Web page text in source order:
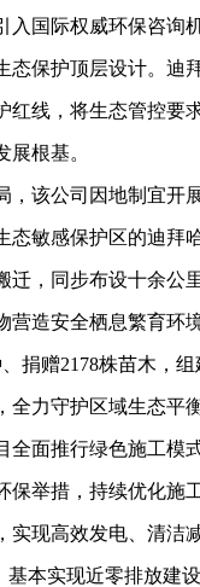
入国际权威环保咨询
态保护顶层设计。迪
红线，将生态管控要
根基。
，该公司因地制宜开
态敏感保护区的迪拜
迁，同步布设十余公
营造安全栖息繁育环
捐赠2178株苗木，
力守护区域生态平衡
全面推行绿色施工模
保举措，持续优化施
实现高效发电、清洁
基本实现近零排放建